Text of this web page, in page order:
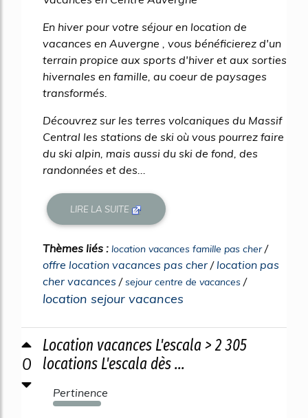
En hiver pour votre séjour en location de
vacances en Auvergne , vous bénéficierez d'un
terrain propice aux sports d'hiver et aux sorties
hivernales en famille, au coeur de paysages
transformés.
Découvrez sur les terres volcaniques du Massif
Central les stations de ski où vous pourrez faire
du ski alpin, mais aussi du ski de fond, des
randonnées et des...
LIRE LA SUITE
Thèmes liés : location vacances famille pas cher/
offre location vacances pas cher / location pas
cher vacances /sejour centre de vacances /
location sejour vacances
0
Location vacances L'escala > 2 305
locations L'escala dès ...
Pertinence
923%